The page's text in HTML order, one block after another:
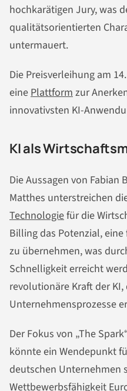
hochkarätigen Jury, was
qualitätsorientierten
untermauert.
Die Preisverleihung am
eine Plattform zur
innovativsten KI-
KI als
Die Aussagen von Fabian
Matthes unterstreichen
Technologiefür die
Billing das Potenzial,
zu übernehmen, was
Schnelligkeit erreicht
revolutionäre Kraft der KI,
Unternehmensprozesse
Der Fokus von „The
könnte ein Wendepunkt
deutschen Unternehmen
Wettbewerbsfähigkeit